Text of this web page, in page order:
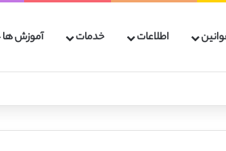
اطلاعات خدمات آموزش ها